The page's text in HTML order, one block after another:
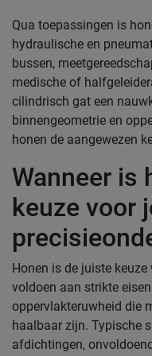
Qua toepassingen is
hydraulische en
bussen,
medische of
cilindrisch gat een
binnengeometrie en
honen de aangewezen
Wanneer is
keuze voor
Honen is de juiste
voldoen aan strikte
oppervlakteruwheid die
haalbaar zijn. Typische
afdichtingen,